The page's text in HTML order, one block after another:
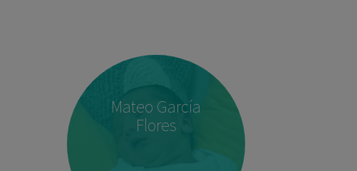
Mateo García
Flores